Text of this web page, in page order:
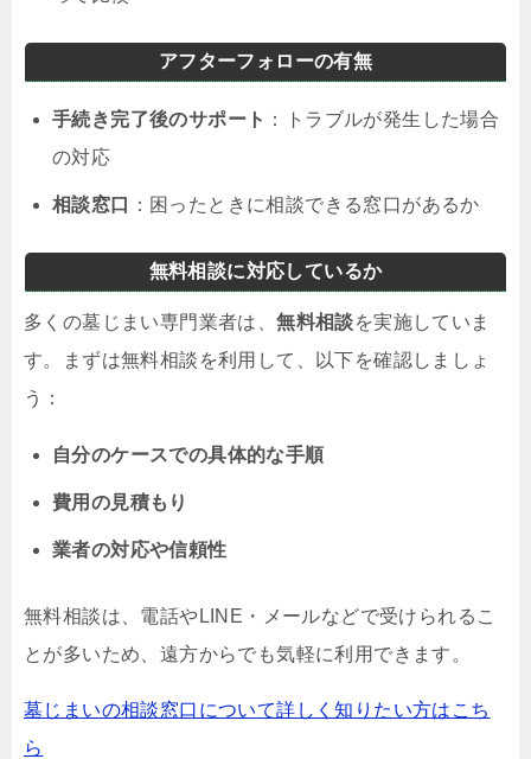
アフターフォローの有無
手続き完了後のサポート ：トラブルが発生した場合
の対応
相談窓口 ：困ったときに相談できる窓口があるか
無料相談に対応しているか
多くの墓じまい専門業者は、無料相談を実施していま
す。まずは無料相談を利用して、以下を確認しましょ
う：
自分のケースでの具体的な手順
費用の見積もり
業者の対応や信頼性
無料相談は、電話やLINE・メールなどで受けられるこ
とが多いため、遠方からでも気軽に利用できます。
墓じまいの相談窓口について詳しく知りたい方はこち
ら